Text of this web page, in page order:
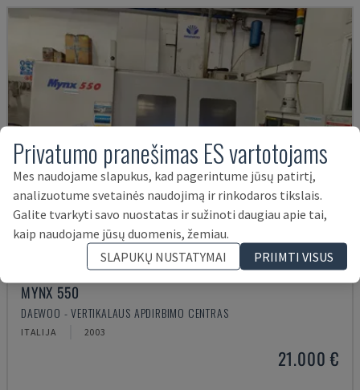
MYNX 550
DAEWOO - VERTIKALAUS APDIRBIMO CENTRAS
ITALIJA 2003
21.000 €
Privatumo pranešimas ES vartotojams
Mes naudojame slapukus, kad pagerintume jūsų patirtį,
analizuotume svetainės naudojimą ir rinkodaros tikslais.
Galite tvarkyti savo nuostatas ir sužinoti daugiau apie tai,
kaip naudojame jūsų duomenis, žemiau.
SLAPUKŲ NUSTATYMAI
PRIIMTI VISUS